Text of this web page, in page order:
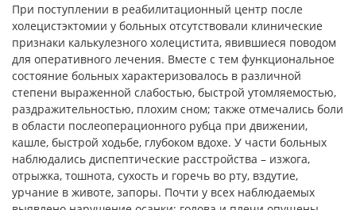
При поступлении в реабилитационный центр после
холецистэктомии у больных отсутствовали клинические
признаки калькулезного холецистита, явившиеся поводом
для оперативного лечения. Вместе с тем функциональное
состояние больных характеризовалось в различной
степени выраженной слабостью, быстрой утомляемостью,
раздражительностью, плохим сном; также отмечались боли
в области послеоперационного рубца при движении,
кашле, быстрой ходьбе, глубоком вдохе. У части больных
наблюдались диспептические расстройства – изжога,
отрыжка, тошнота, сухость и горечь во рту, вздутие,
урчание в животе, запоры. Почти у всех наблюдаемых